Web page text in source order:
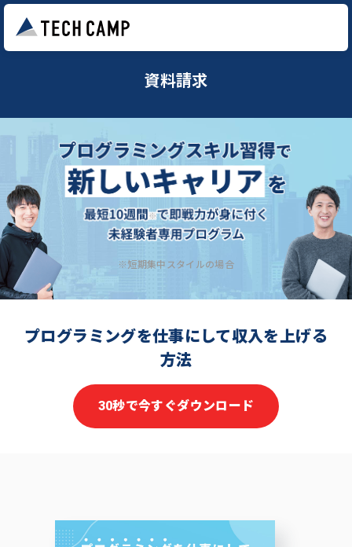
資料請求
※短期集中スタイルの場合
プログラミングを仕事にして収入を上げる
方法
30秒で今すぐダウンロード